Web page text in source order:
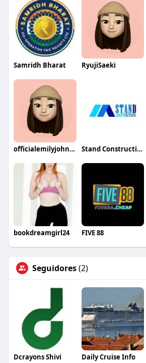
Samridh Bharat RyujiSaeki
officialemilyjohnson Stand Constructions
bookdreamgirl24 FIVE 88
Seguidores(2)
Dcrayons Shivi Daily Cruise Info